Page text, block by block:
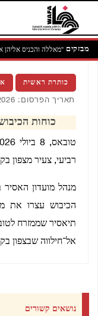
מבזקים
לרמאללה והכניס אליהן את
כותרת ראשית
תאריך הפרסום: 08/07/2026 12:27 PM
כוחות
רביעי, צעיר מצפון
מנהל מועדון
תיאסיר שממזרח
אל־חילווה שבצפון
נושאים קשורים